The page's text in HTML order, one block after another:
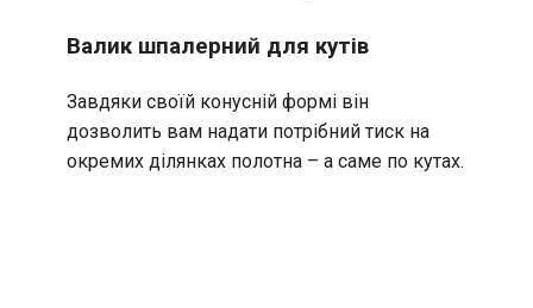
Валик шпалерний для кутів
Завдяки своїй конусній формі він
дозволить вам надати потрібний тиск на
окремих ділянках полотна – а саме по кутах.